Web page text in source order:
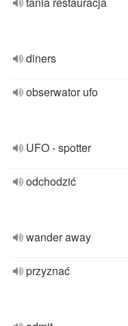
diners
obserwator ufo
UFO - spotter
odchodzić
wander away
przyznać